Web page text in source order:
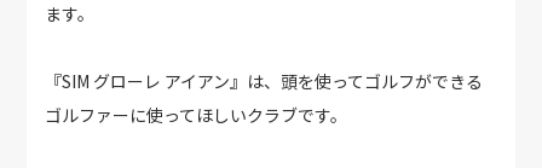
ます。
『SIM グローレ アイアン』は、頭を使ってゴルフができる
ゴルファーに使ってほしいクラブです。